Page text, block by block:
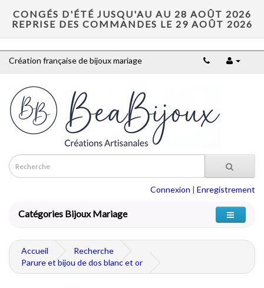
CONGÉS D'ÉTÉ JUSQU'AU AU 28 AOÛT 2026
REPRISE DES COMMANDES LE 29 AOÛT 2026
Création française de bijoux mariage
Connexion | Enregistrement
Catégories Bijoux Mariage
Accueil
Recherche
Parure et bijou de dos blanc et or